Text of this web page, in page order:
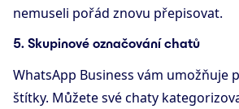
nemuseli pořád znovu přepisovat.
5. Skupinové označování chatů
WhatsApp Business vám umožňuje
štítky. Můžete své chaty